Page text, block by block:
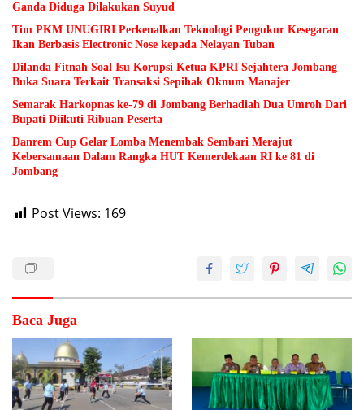
Ganda Diduga Dilakukan Suyud
Tim PKM UNUGIRI Perkenalkan Teknologi Pengukur Kesegaran
Ikan Berbasis Electronic Nose kepada Nelayan Tuban
Dilanda Fitnah Soal Isu Korupsi Ketua KPRI Sejahtera Jombang
Buka Suara Terkait Transaksi Sepihak Oknum Manajer
Semarak Harkopnas ke-79 di Jombang Berhadiah Dua Umroh Dari
Bupati Diikuti Ribuan Peserta
Danrem Cup Gelar Lomba Menembak Sembari Merajut
Kebersamaan Dalam Rangka HUT Kemerdekaan RI ke 81 di
Jombang
Post Views: 169
Baca Juga